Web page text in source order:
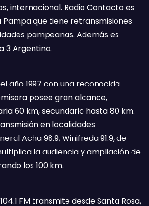
internacional. Radio Contacto es
Pampa que tiene retransmisiones
pampeanas. Además es
3 Argentina.
año 1997 con una reconocida
posee gran alcance,
60 km, secundario hasta 80 km.
en localidades
Acha 98.9; Winifreda 91.9, de
la audiencia y ampliación de
los 100 km.
FM transmite desde Santa Rosa,